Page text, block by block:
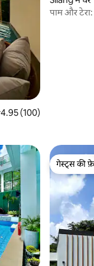
रेटिंग 5 में से 4.95, 100
4.95 (100)
पाम और
गेस्ट्स की
गेस्ट्स की